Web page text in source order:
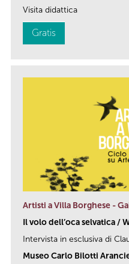
Visita didattica
Gratis
Artisti a Villa Borghese -
Il volo dell’oca selvatica /
Intervista in esclusiva di
Museo Carlo Bilotti